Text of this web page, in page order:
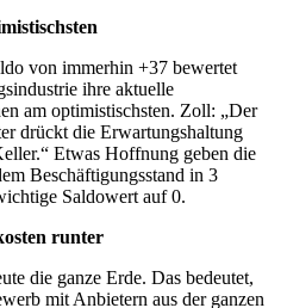
von immerhin +37 bewertet
ihre aktuelle
am optimistischsten. Zoll: „Der
drückt die Erwartungshaltung
Etwas Hoffnung geben die
Beschäftigungsstand in 3
Saldowert auf 0.
runter
die ganze Erde. Das bedeutet,
mit Anbietern aus der ganzen